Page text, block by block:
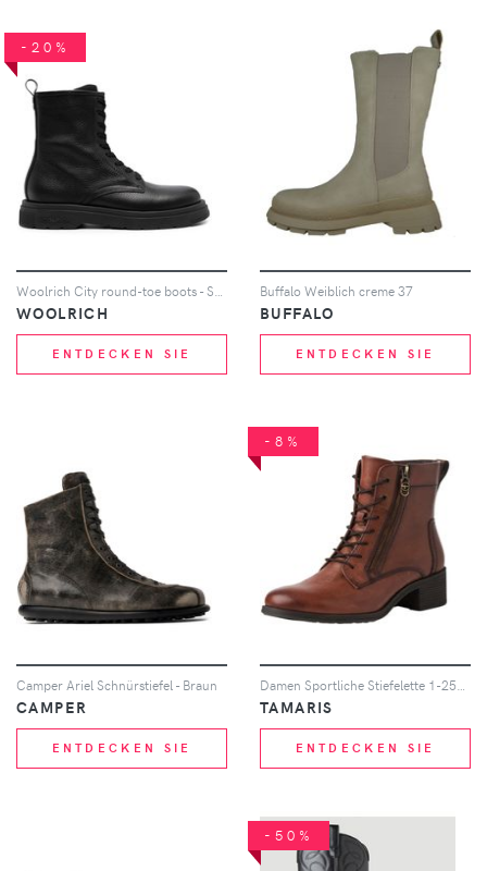
-20%
WOOLRICH
ENTDECKEN SIE
Buffalo Weiblich creme 37
BUFFALO
ENTDECKEN SIE
Camper Ariel Schnürstiefel - Braun
CAMPER
ENTDECKEN SIE
-8%
TAMARIS
ENTDECKEN SIE
-50%